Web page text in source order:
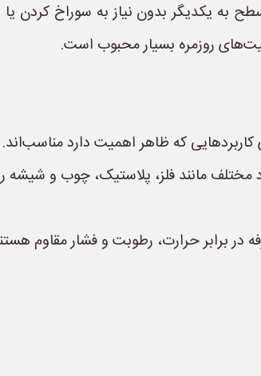
به یکدیگر بدون نیاز به سوراخ کردن
روزمره بسیار محبوب است.
که ظاهر اهمیت دارد مناسب‌اند.
مانند فلز، پلاستیک، چوب و شیشه را
برابر حرارت، رطوبت و فشار مقاوم